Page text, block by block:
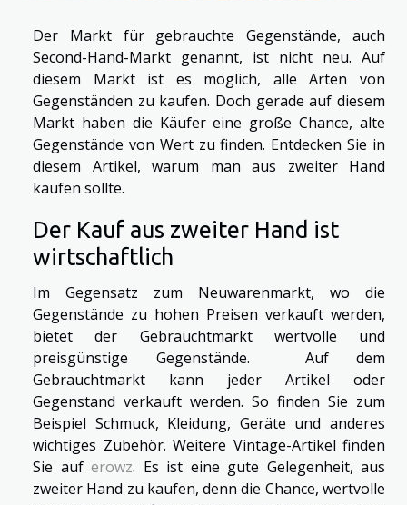
Der Markt für gebrauchte Gegenstände, auch
Second-Hand-Markt genannt, ist nicht neu. Auf
diesem Markt ist es möglich, alle Arten von
Gegenständen zu kaufen. Doch gerade auf diesem
Markt haben die Käufer eine große Chance, alte
Gegenstände von Wert zu finden. Entdecken Sie in
diesem Artikel, warum man aus zweiter Hand
kaufen sollte.
Der Kauf aus zweiter Hand ist
wirtschaftlich
Im Gegensatz zum Neuwarenmarkt, wo die
Gegenstände zu hohen Preisen verkauft werden,
bietet der Gebrauchtmarkt wertvolle und
preisgünstige Gegenstände. Auf dem
Gebrauchtmarkt kann jeder Artikel oder
Gegenstand verkauft werden. So finden Sie zum
Beispiel Schmuck, Kleidung, Geräte und anderes
wichtiges Zubehör. Weitere Vintage-Artikel finden
Sie auf erowz. Es ist eine gute Gelegenheit, aus
zweiter Hand zu kaufen, denn die Chance, wertvolle